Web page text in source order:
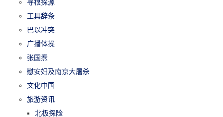
寻根探源
工具辞条
巴以冲突
广播体操
张国焘
慰安妇及南京大屠杀
文化中国
旅游资讯
北极探险